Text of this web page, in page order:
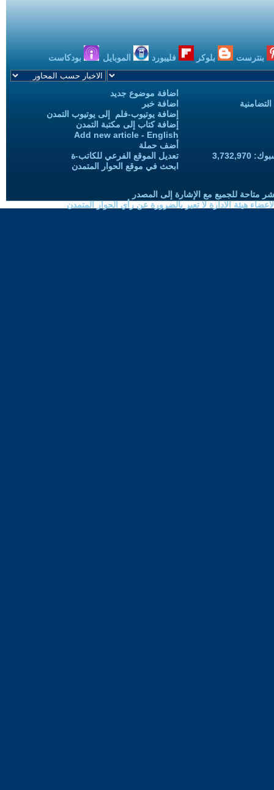
بنترست بلوكر فليبورد الموبايل بودكاست
اضافة موضوع جديد
اضافة خبر
إضافة يوتيوب-فلم إلى يوتيوب التمدن
إضافة كتاب إلى مكتبة التمدن
Add new article - English
أضف حملة
تعديل الموقع الفرعي للكاتب-ة
ابحث في موقع الحوار المتمدن
متاحة للجميع مع الإشارة إلى المصدر
هيئة الادارة لا تعبر بالضرورة عن رأي الحوار المتمدن